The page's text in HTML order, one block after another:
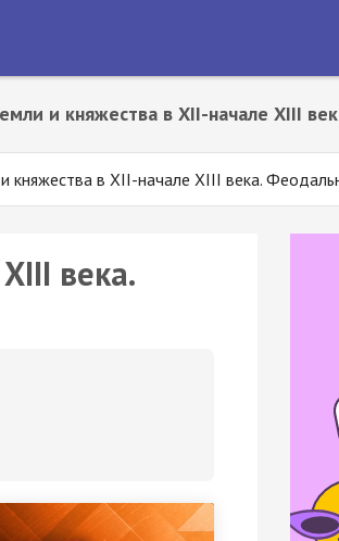
и княжества в XII-начале XIII
княжества в XII-начале XIII века.
века.